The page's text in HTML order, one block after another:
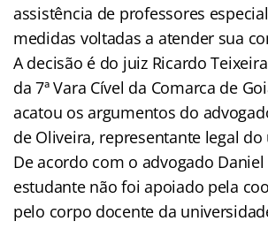
assistência de professores
medidas voltadas a atender sua
A decisão é do juiz Ricardo
da 7ª Vara Cível da Comarca de
acatou os argumentos do
de Oliveira, representante legal
De acordo com o advogado Daniel
estudante não foi apoiado pela
pelo corpo docente da